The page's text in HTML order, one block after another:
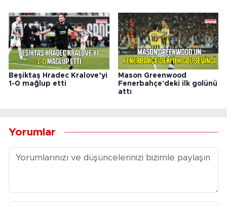
Beşiktaş Hradec Kralove’yi
1-0 mağlup etti
Mason Greenwood
Fenerbahçe'deki ilk golünü
attı
Yorumlar